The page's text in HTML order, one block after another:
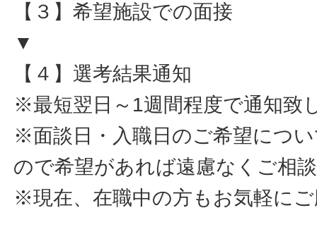
【３】希望施設での面接
▼
【４】選考結果通知
※最短翌日～1週間程度で通知致
※面談日・入職日のご希望につ
ので希望があれば遠慮なくご相
※現在、在職中の方もお気軽に